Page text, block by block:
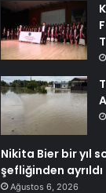
Nikita Bier bir yıl
şefliğinden ayrıldı
Ağustos 6, 2026